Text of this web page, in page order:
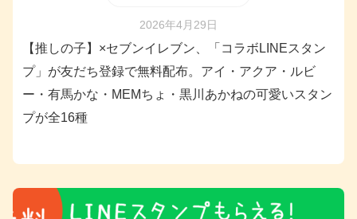
2026年4月29日
【推しの子】×セブンイレブン、「コラボLINEスタン
プ」が友だち登録で無料配布。アイ・アクア・ルビ
ー・有馬かな・MEMちょ・黒川あかねの可愛いスタン
プが全16種